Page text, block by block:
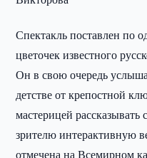
Спектакль поставлен по
цветочек известного
Он в свою очередь
детстве от крепостной
мастерицей
зрителю интерактивную
отмечена на Всемирном